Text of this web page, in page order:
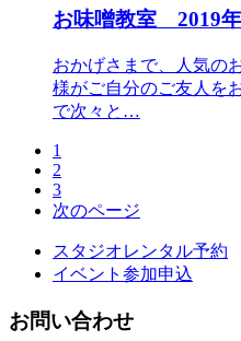
お味噌教室 2019年
おかげさまで、人気の
様がご自分のご友人を
で次々と…
1
2
3
次のページ
スタジオレンタル予約
イベント参加申込
お問い合わせ